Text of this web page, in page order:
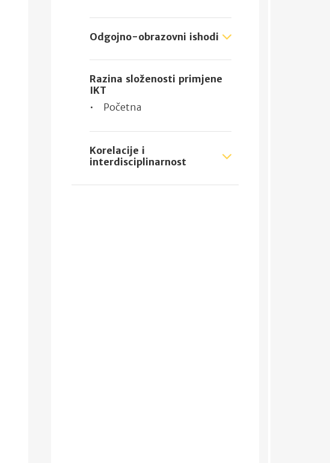
Odgojno-obrazovni ishodi
Razina složenosti primjene
IKT
Početna
Korelacije i
interdisciplinarnost